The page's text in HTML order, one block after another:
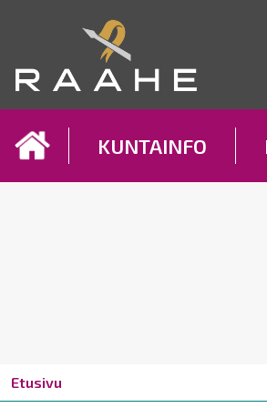
KUNTAINFO
Breadcrumbs
You
are
Etusivu